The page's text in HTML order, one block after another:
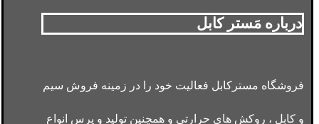
درباره مَستر کابل
فروشگاه مسترکابل فعالیت خود را در زمینه فروش سیم
و کابل ، روکش های حرارتی و همچنین تولید و پرس انواع